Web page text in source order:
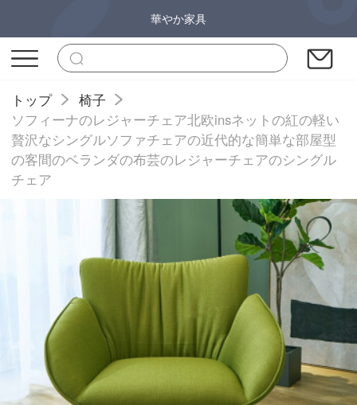
華やか家具
トップ
椅子
ソフィーナのレジャーチェア北欧insネットの紅の軽い
贅沢なシングルソファチェアの近代的な簡単な部屋型
の客間のベランダの布芸のレジャーチェアのシングル
チェア